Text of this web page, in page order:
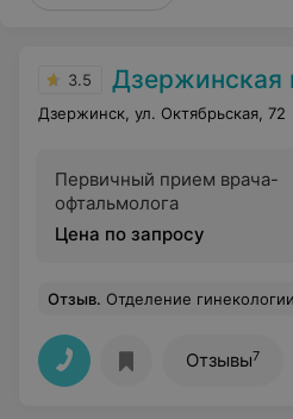
3.5 Дзержинская
Дзержинск, ул. Октябрьская, 72
Первичный прием врача-
офтальмолога
Цена по запросу
Отзыв. Отделение гинекологии это камера пыток.При мини-операциях
Отзывы7